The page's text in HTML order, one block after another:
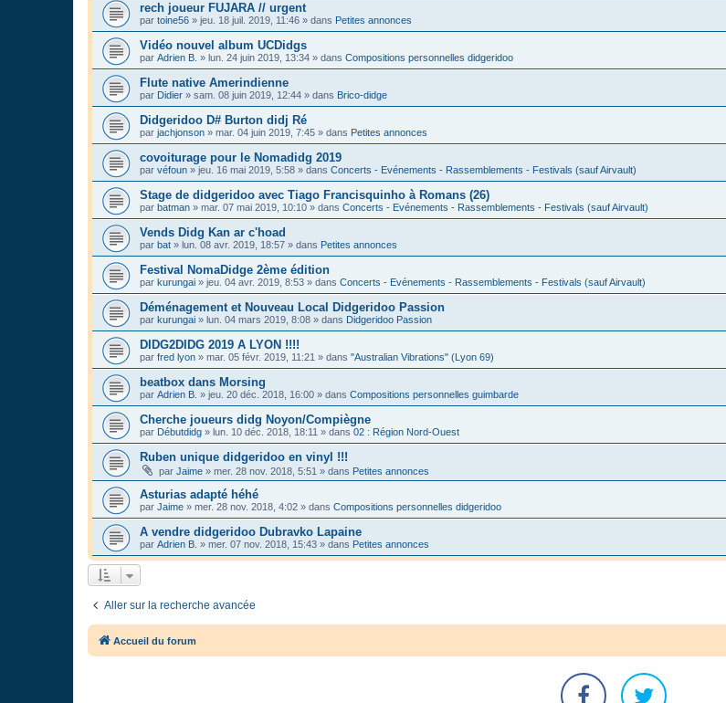
rech joueur FUJARA // urgent
par toine56 » jeu. 18 juil. 2019, 11:46 » dans Petites annonces
Vidéo nouvel album UCDidgs
par Adrien B. » lun. 24 juin 2019, 13:34 » dans Compositions personnelles didgeridoo
Flute native Amerindienne
par Didier » sam. 08 juin 2019, 12:44 » dans Brico-didge
Didgeridoo D# Burton didj Ré
par jachjonson » mar. 04 juin 2019, 7:45 » dans Petites annonces
covoiturage pour le Nomadidg 2019
par véfoun » jeu. 16 mai 2019, 5:58 » dans Concerts - Evénements - Rassemblements - Festivals (sauf Airvault)
Stage de didgeridoo avec Tiago Francisquinho à Romans (26)
par batman » mar. 07 mai 2019, 10:10 » dans Concerts - Evénements - Rassemblements - Festivals (sauf Airvault)
Vends Didg Kan ar c'hoad
par bat » lun. 08 avr. 2019, 18:57 » dans Petites annonces
Festival NomaDidge 2ème édition
par kurungai » jeu. 04 avr. 2019, 8:53 » dans Concerts - Evénements - Rassemblements - Festivals (sauf Airvault)
Déménagement et Nouveau Local Didgeridoo Passion
par kurungai » lun. 04 mars 2019, 8:08 » dans Didgeridoo Passion
DIDG2DIDG 2019 A LYON !!!!
par fred lyon » mar. 05 févr. 2019, 11:21 » dans "Australian Vibrations" (Lyon 69)
beatbox dans Morsing
par Adrien B. » jeu. 20 déc. 2018, 16:00 » dans Compositions personnelles guimbarde
Cherche joueurs didg Noyon/Compiègne
par Débutdidg » lun. 10 déc. 2018, 18:11 » dans 02 : Région Nord-Ouest
Ruben unique didgeridoo en vinyl !!!
par Jaime » mer. 28 nov. 2018, 5:51 » dans Petites annonces
Asturias adapté héhé
par Jaime » mer. 28 nov. 2018, 4:02 » dans Compositions personnelles didgeridoo
A vendre didgeridoo Dubravko Lapaine
par Adrien B. » mer. 07 nov. 2018, 15:43 » dans Petites annonces
Aller sur la recherche avancée
Accueil du forum